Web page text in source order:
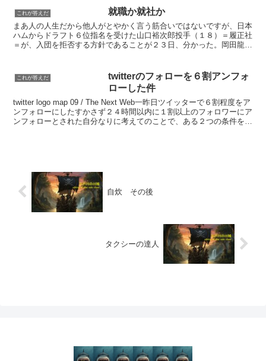
これが答えだ 就職か就社か
まあ人の人生だから他人がとやかく言う筋合いではないですが、日本
ハムからドラフト６位指名を受けた山口裕次郎投手（１８）＝履正社
＝が、入団を拒否する方針であることが２３日、分かった。岡田龍生
これが答えだ
twitterのフォローを６割アンフォ
ローした件
twitter logo map 09 / The Next Web一昨日ツイッターで６割程度をア
ンフォローにしたすかさず２４時間以内に１割以上のフォロワーにア
ンフォローとされた自分なりに考えてのことで、ある２つの条件を満
自炊 その後
タクシーの達人